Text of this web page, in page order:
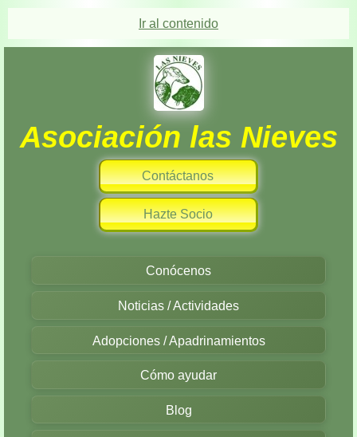
Ir al contenido
Asociación las Nieves
Contáctanos
Hazte Socio
Conócenos
Noticias / Actividades
Adopciones / Apadrinamientos
Cómo ayudar
Blog